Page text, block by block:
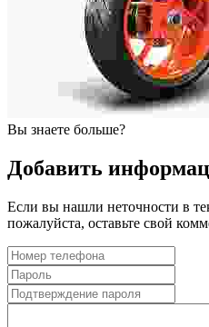
Вы знаете больше?
Добавить
Если вы нашли неточности в
пожалуйста, оставьте свой